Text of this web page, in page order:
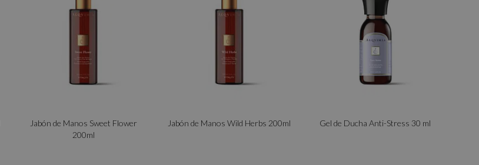
Jabón de Manos Sweet Flower
200ml
Jabón de Manos Wild Herbs 200ml Gel de Ducha Anti-Stress 30 ml